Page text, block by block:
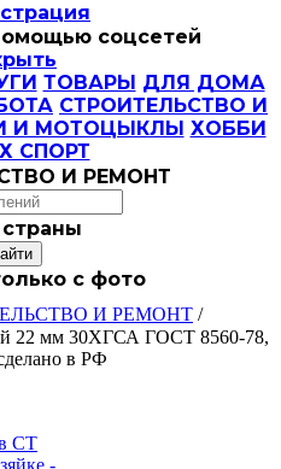
соцсетей
ТОВАРЫ ДЛЯ ДОМА
СТРОИТЕЛЬСТВО И
И МОТОЦЫКЛЫ ХОББИ
СПОРТ
И РЕМОНТ
страны
с фото
И РЕМОНТ /
22 мм 30ХГСА ГОСТ 8560-78,
в РФ